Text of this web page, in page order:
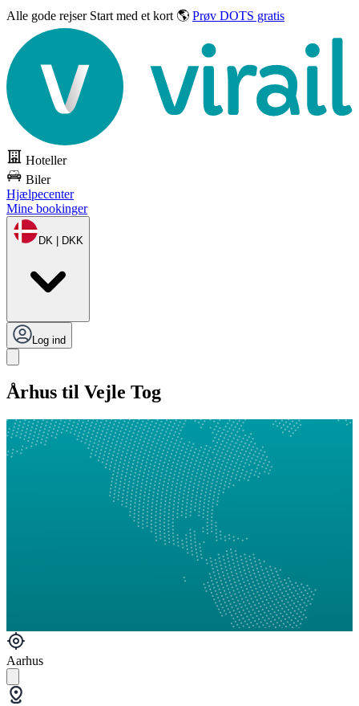
Alle gode rejser Start med et kort 🌎 Prøv DOTS gratis
Hoteller
Biler
Hjælpecenter
Mine bookinger
DK | DKK
Log ind
Århus til Vejle Tog
Aarhus